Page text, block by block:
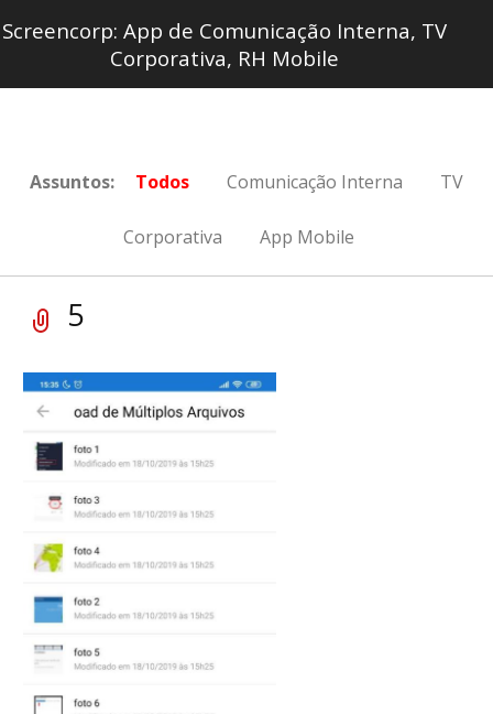
Screencorp: App de Comunicação Interna, TV
Corporativa, RH Mobile
Assuntos: Todos Comunicação Interna TV
Corporativa App Mobile
5